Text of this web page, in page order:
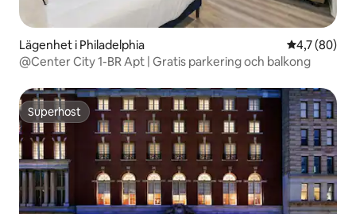
Lägenhet i Philadelphia 4,7 av 5 i
4,7 (80)
@Center City 1-BR Apt | Gratis parkering och balkong
Superhost
Superhost